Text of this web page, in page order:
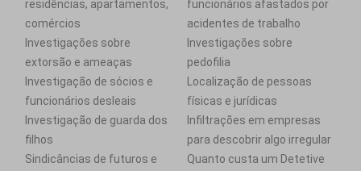
residências, apartamentos,
comércios
funcionários afastados por
acidentes de trabalho
Investigações sobre
extorsão e ameaças
Investigações sobre
pedofilia
Investigação de sócios e
funcionários desleais
Localização de pessoas
físicas e jurídicas
Investigação de guarda dos
filhos
Infiltrações em empresas
para descobrir algo irregular
Sindicâncias de futuros e
Quanto custa um Detetive